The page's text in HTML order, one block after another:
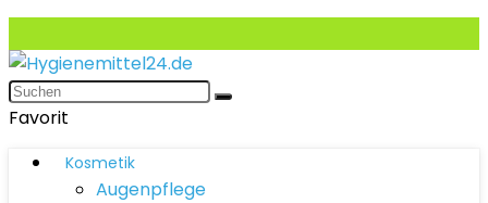
Favorit
Kosmetik
Augenpflege